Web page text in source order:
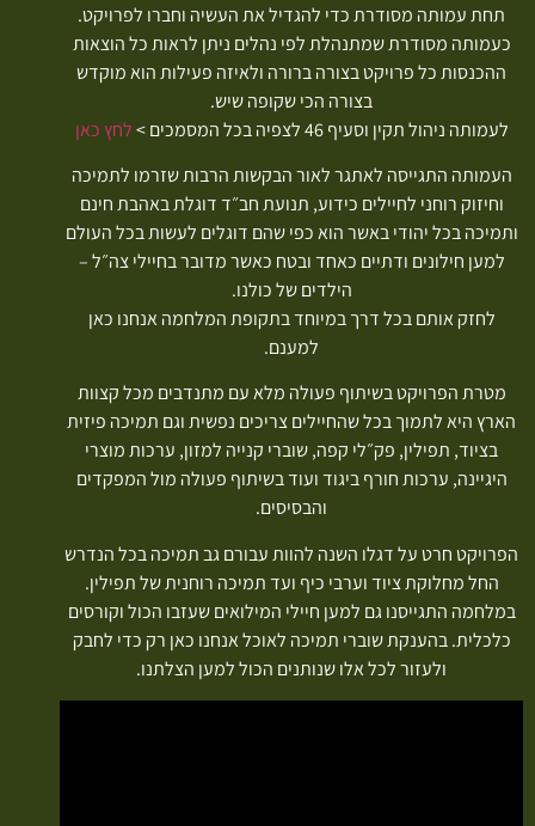
תחת עמותה מסודרת כדי להגדיל את העשיה וחברו לפרויקט.
כעמותה מסודרת שמתנהלת לפי נהלים ניתן לראות כל הוצאות
ההכנסות כל פרויקט בצורה ברורה ולאיזה פעילות הוא מוקדש
בצורה הכי שקופה שיש.
לעמותה ניהול תקין וסעיף 46 לצפיה בכל המסמכים >
לחץ כאן
העמותה התגייסה לאתגר לאור הבקשות הרבות שזרמו לתמיכה
וחיזוק רוחני לחיילים כידוע, תנועת חב״ד דוגלת באהבת חינם
ותמיכה בכל יהודי באשר הוא כפי שהם דוגלים לעשות בכל העולם
למען חילונים ודתיים כאחד ובטח כאשר מדובר בחיילי צה״ל –
הילדים של כולנו.
לחזק אותם בכל דרך במיוחד בתקופת המלחמה אנחנו כאן
למענם.
מטרת הפרויקט בשיתוף פעולה מלא עם מתנדבים מכל קצוות
הארץ היא לתמוך בכל שהחיילים צריכים נפשית וגם תמיכה פיזית
בציוד, תפילין, פק״לי קפה, שוברי קנייה למזון, ערכות מוצרי
היגיינה, ערכות חורף ביגוד ועוד בשיתוף פעולה מול המפקדים
והבסיסים.
הפרויקט חרט על דגלו השנה להוות עבורם גב תמיכה בכל הנדרש
החל מחלוקת ציוד וערבי כיף ועד תמיכה רוחנית של תפילין.
במלחמה התגייסנו גם למען חיילי המילואים שעזבו הכול וקורסים
כלכלית. בהענקת שוברי תמיכה לאוכל אנחנו כאן רק כדי לחבק
ולעזור לכל אלו שנותנים הכול למען הצלתנו.